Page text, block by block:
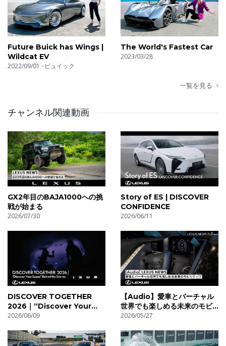
Future Buick has Wings |
Wildcat EV
2022/09/01 ビュイック
The World's Fastest Car
2023/03/28
一覧を見る
チャンネル関連動画
GX2年目のBAJA1000への挑
戦が始まる
2026/07/30
Story of ES | DISCOVER
CONFIDENCE
2026/06/11
DISCOVER TOGETHER
2026｜“Discover Your
Space” Behind the
ー）”
2026/06/09
【Audio】愛車とバーチャル
世界でも楽しめる未来のモビ
リティ!?
2026/05/27